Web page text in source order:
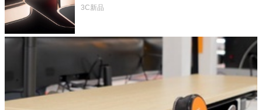
元
3C新品